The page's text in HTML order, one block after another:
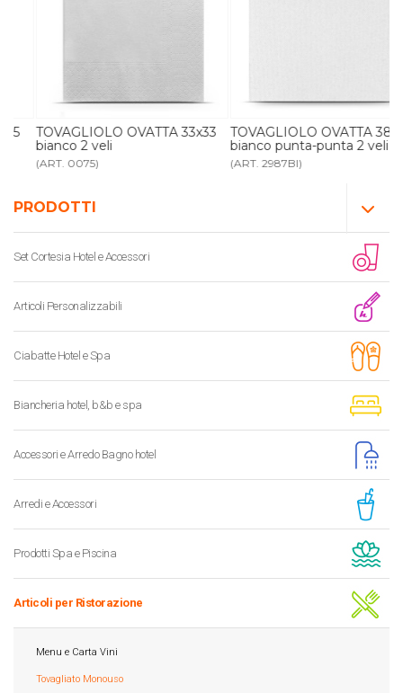
PRODOTTI
Set Cortesia Hotel e Accessori
Articoli Personalizzabili
Ciabatte Hotel e Spa
Biancheria hotel, b&b e spa
Accessori e Arredo Bagno hotel
Arredi e Accessori
Prodotti Spa e Piscina
Articoli per Ristorazione
Menu e Carta Vini
Tovagliato Monouso
TOVAGLIOLO OVATTA 33x33
bianco 2 veli
(ART. 0075)
TOVAGLIOLO OVATTA 38x38
bianco punta-punta 2 veli
(ART. 2987BI)